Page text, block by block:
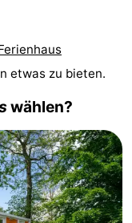
etwas zu bieten.
wählen?